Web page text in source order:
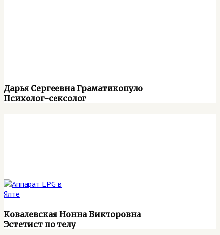
Дарья Сергеевна Граматикопуло
Психолог-сексолог
Ковалевская Нонна Викторовна
Эстетист по телу